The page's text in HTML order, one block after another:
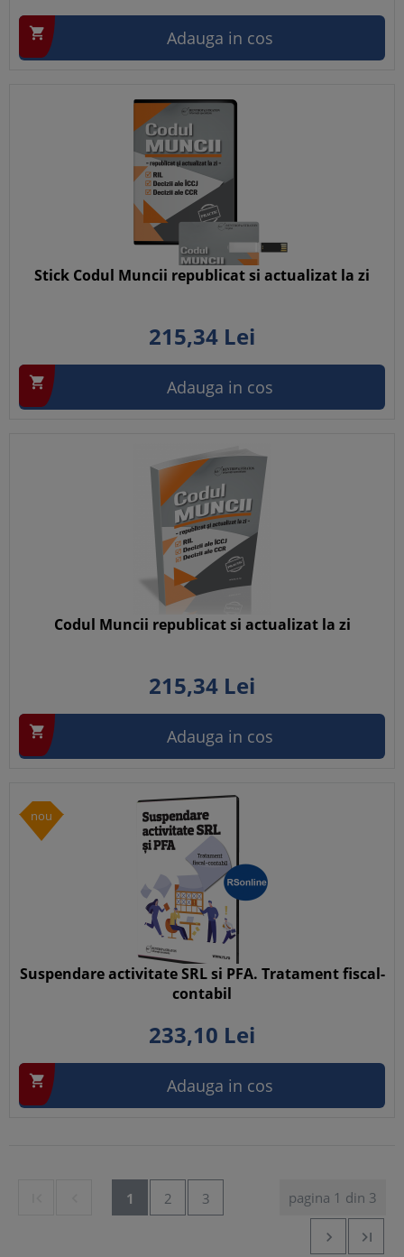
 Adauga in cos
Stick Codul Muncii republicat si actualizat la zi
215,34 Lei
 Adauga in cos
Codul Muncii republicat si actualizat la zi
215,34 Lei
 Adauga in cos
nou
Suspendare activitate SRL si PFA. Tratament fiscal-
contabil
233,10 Lei
 Adauga in cos
1 2 3 pagina 1 din 3

